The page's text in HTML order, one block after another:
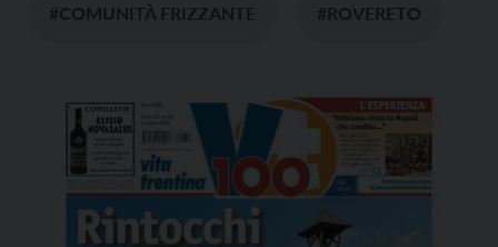
#COMUNITÀ FRIZZANTE #ROVERETO